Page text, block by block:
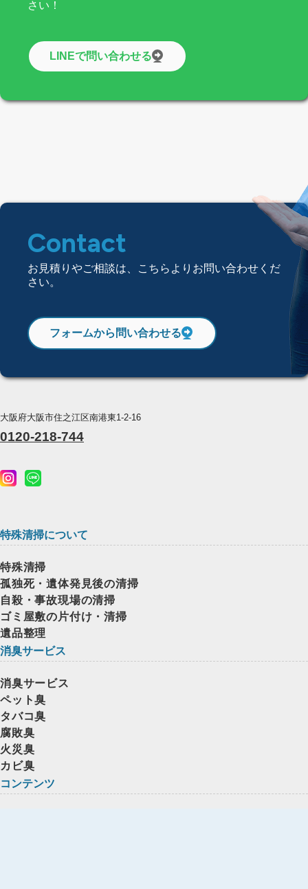
さい！
LINEで問い合わせる
Contact
お見積りやご相談は、こちらよりお問い合わせくだ
さい。
フォームから問い合わせる
大阪府大阪市住之江区南港東1-2-16
0120-218-744
特殊清掃について
特殊清掃
孤独死・遺体発見後の清掃
自殺・事故現場の清掃
ゴミ屋敷の片付け・清掃
遺品整理
消臭サービス
消臭サービス
ペット臭
タバコ臭
腐敗臭
火災臭
カビ臭
コンテンツ